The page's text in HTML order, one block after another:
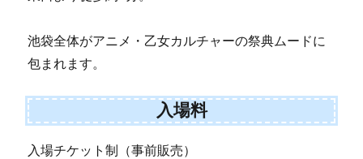
池袋全体がアニメ・乙女カルチャーの祭典ムードに
包まれます。
入場料
入場チケット制（事前販売）